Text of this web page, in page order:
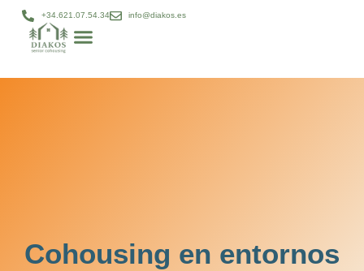
+34.621.07.54.34 info@diakos.es
Cohousing en entornos